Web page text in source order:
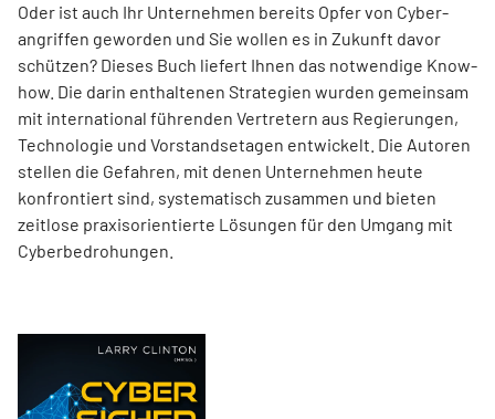
Oder ist auch Ihr Unternehmen bereits Opfer von Cyber-
angriffen geworden und Sie wollen es in Zukunft davor
schützen? Dieses Buch liefert Ihnen das notwendige Know-
how. Die darin enthaltenen Strategien wurden gemeinsam
mit international führenden Vertretern aus Regierungen,
Technologie und Vorstandsetagen entwickelt. Die Autoren
stellen die Gefahren, mit denen Unternehmen heute
konfrontiert sind, systematisch zusammen und bieten
zeitlose praxisorientierte Lösungen für den Umgang mit
Cyberbedrohungen.